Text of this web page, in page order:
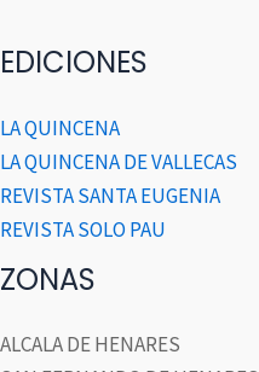
EDICIONES
LA QUINCENA
LA QUINCENA DE VALLECAS
REVISTA SANTA EUGENIA
REVISTA SOLO PAU
ZONAS
ALCALA DE HENARES